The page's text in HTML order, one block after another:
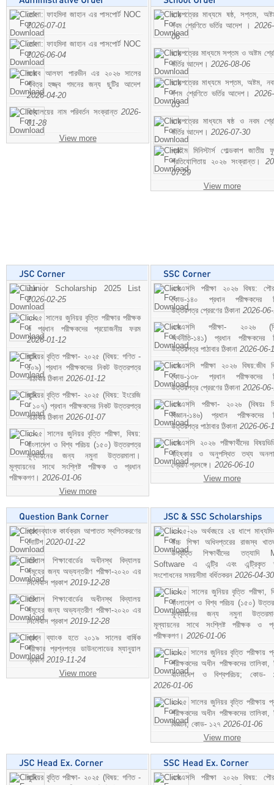
মোসা: ফাহমিদা জাহান এর পাসপোর্ট NOC
2026-07-01
মোসা: ফাহমিদা জাহান এর পাসপোর্ট NOC
2026-06-04
জনাব আলফা পারভীন এর ২০২৬ সালের
পবিত্র হজ্জ্ব গমনের জন্য ছুটির আদেশ
2026-04-20
বিদ্যালয়ের নাম পরিবর্তন সংক্রান্ত 2026-
01-28
View more
ছাড়পত্রের মাধ্যমে ষষ্ঠ, সপ্তম,
নবম শ্রেণিতে ভর্তির আদেশ ।
06
ছাড়পত্রের মাধ্যমে সপ্তম ও অষ্টম
ভর্তির আদেশ। 2026-08-06
ছাড়পত্রের মাধ্যমে সপ্তম, অষ্টম,
দশম শ্রেণিতে ভর্তির আদেশ।
03
ছাড়পত্রের মাধ্যমে ষষ্ঠ ও নবম
ভর্তির আদেশ। 2026-07-30
প্রাইম মিনিস্টার্স গোল্ডকাপ জাতীয়
প্রতিযোগিতায় ২০২৬ সংক্রান্ত।
07-29
View more
Junior Scholarship 2025 List
2026-02-25
২০২৫ সালের জুনিয়র বৃত্তি পরীক্ষার পরীক্ষক
ও প্রধান পরীক্ষকদের প্রয়োজনীয় ফরম
2026-01-12
জুনিয়র বৃত্তি পরীক্ষা- ২০২৫ (বিষয়: গণিত -
১০৯) প্রধান পরীক্ষকদের নিকট উত্তরপত্র
পাঠাবার ঠিকানা 2026-01-12
জুনিয়র বৃত্তি পরীক্ষা- ২০২৫ (বিষয়: ইংরেজি
- ১০৭) প্রধান পরীক্ষকদের নিকট উত্তরপত্র
পাঠাবার ঠিকানা 2026-01-07
২০২৫ সালের জুনিয়র বৃত্তি পরীক্ষা, বিষয়:
বাংলাদেশ ও বিশ্ব পরিচয় (১৫০) উত্তরপত্র
মূল্যায়নের জন্য নমুনা উত্তরমালা।
মূল্যায়নের সাথে সংশ্লিষ্ট পরীক্ষক ও প্রধান
পরীক্ষকগণ। 2026-01-06
View more
এসএসসি পরীক্ষা ২০২৬ বিষয়:
কোড-১৪০ প্রধান পরীক্ষকদের
উত্তরপত্র প্রেরণের ঠিকানা 2026-
এসএসসি পরীক্ষা- ২০২৬
অর্থনীতি-১৪১) প্রধান পরীক্ষকদের
উত্তরপত্র পাঠাবার ঠিকানা 2026-06-
এসএসসি পরীক্ষা ২০২৬ বিষয়:জীব
কোড-১৩৮ প্রধান পরীক্ষকদের
উত্তরপত্র প্রেরণের ঠিকানা 2026-
এসএসসি পরীক্ষা- ২০২৬ (বিষয়ঃ
বিজ্ঞান-১৪৬) প্রধান পরীক্ষকদের
উত্তরপত্র পাঠাবার ঠিকানা 2026-06-
এসএসসি ২০২৬ পরীক্ষার্থীদের
বহিষ্কার ও অনুপস্থিত তথ্য
প্রেরণ প্রসঙ্গে। 2026-06-10
View more
প্রশ্নব্যাংক কার্যক্রম আপাতত স্থগিতকরণের
নোটিশ 2020-01-22
বরিশাল শিক্ষাবোর্ডের অধীনস্থ বিদ্যালয়
সমূহের জন্য অভ্যন্তরীণ পরীক্ষা-২০২০ এর
সিলেবাস প্রকাশ 2019-12-28
বরিশাল শিক্ষাবোর্ডের অধীনস্থ বিদ্যালয়
সমূহের জন্য অভ্যন্তরীণ পরীক্ষা-২০২০ এর
সিলেবাস প্রকাশ 2019-12-28
প্রশ্ন ব্যাংক হতে ২০১৯ সালের বার্ষিক
পরীক্ষার প্রশ্নপত্র ডাউনলোডের ম্যানুয়াল
প্রকাশ 2019-11-24
View more
২০২৫-২৬ অর্থবছরে ২য় ধাপে
উচ্চ শিক্ষা অধিদপ্তরের রাজস্ব
উপবৃত্তি শিক্ষার্থীদের তত্যাদি
Software এ এন্ট্রি এবং এন্ট্রিকৃত
সংশোধনের সময়সীমা বর্ধিতকরন 2026-04-30
২০২৫ সালের জুনিয়র বৃত্তি পরীক্ষা,
বাংলাদেশ ও বিশ্ব পরিচয় (১৫০)
মূল্যায়নের জন্য নমুনা
মূল্যায়নের সাথে সংশ্লিষ্ট পরীক্ষক ও
পরীক্ষকগণ। 2026-01-06
২০২৫ সালের জুনিয়র বৃত্তি পরীক্ষায়
পরীক্ষকদের অধীন পরীক্ষকদের তালিকা,
বাংলাদেশ ও বিশ্বপরিচয়; কোড-
2026-01-06
২০২৫ সালের জুনিয়র বৃত্তি পরীক্ষায়
পরীক্ষকদের অধীন পরীক্ষকদের তালিকা,
বিজ্ঞান; কোড- ১২৭ 2026-01-06
View more
জুনিয়র বৃত্তি পরীক্ষা- ২০২৫ (বিষয়: গণিত -
এসএসসি পরীক্ষা ২০২৬ বিষয়: